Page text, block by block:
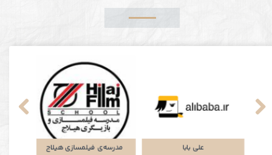
شرکت توتان پلتفرم جاباما